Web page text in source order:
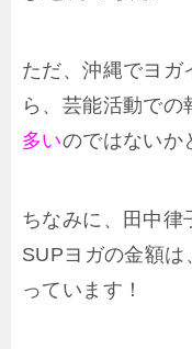
ただ、沖縄でヨガ
ら、芸能活動での
多いのではないか
ちなみに、田中律
SUPヨガの金額
っています！